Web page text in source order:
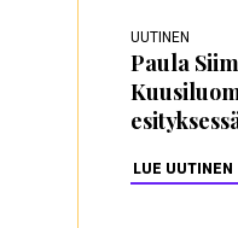
UUTINEN
Paula
LUE UUTINEN